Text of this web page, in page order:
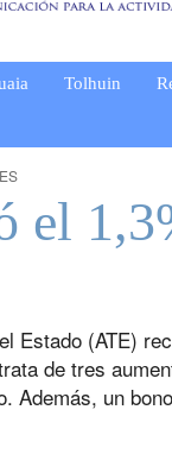
Tolhuin
el
Estado (ATE)
de tres
Además, un